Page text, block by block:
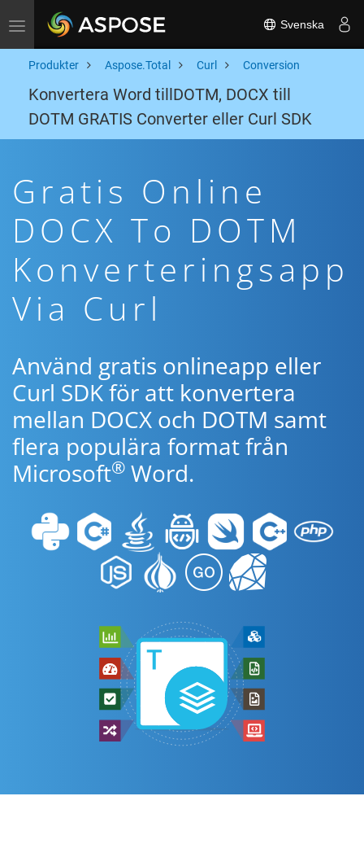
Toggle navigation Svenska
Produkter Aspose.Total Curl Conversion
Konvertera Word tillDOTM, DOCX till
DOTM GRATIS Converter eller Curl SDK
Gratis Online
DOCX To DOTM
Konverteringsapp
Via Curl
Använd gratis onlineapp eller
Curl SDK för att konvertera
mellan DOCX och DOTM samt
flera populära format från
Microsoft® Word.